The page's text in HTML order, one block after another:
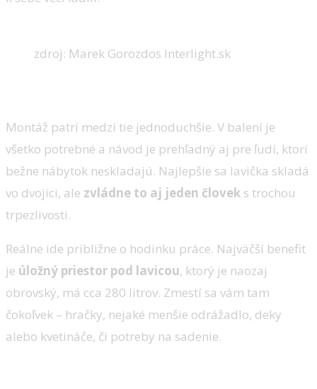
zdroj: Marek Gorozdos Interlight.sk
Montáž patrí medzi tie jednoduchšie. V balení je
všetko potrebné a návod je prehľadný aj pre ľudí, ktorí
bežne nábytok neskladajú. Najlepšie sa lavička skladá
vo dvojici, ale zvládne to aj jeden človek s trochou
trpezlivosti.
Reálne ide približne o hodinku práce. Najväčší benefit
je úložný priestor pod lavicou, ktorý je naozaj
obrovský, má cca 280 litrov. Zmestí sa vám tam
čokoľvek – hračky, nejaké menšie odrážadlo, deky
alebo kvetináče, či potreby na sadenie.